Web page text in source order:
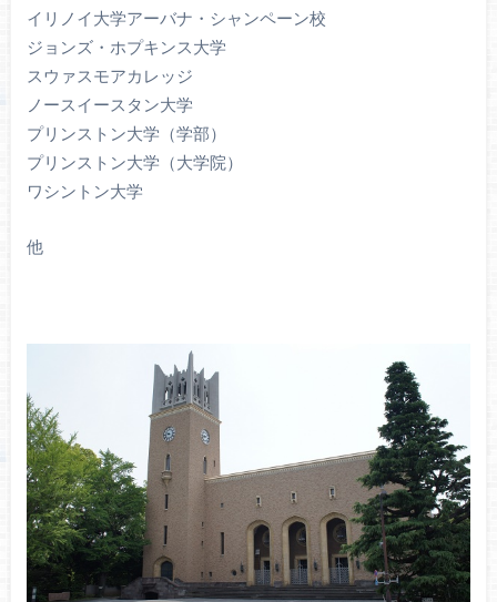
イリノイ大学アーバナ・シャンペーン校
ジョンズ・ホプキンス大学
スウァスモアカレッジ
ノースイースタン大学
プリンストン大学（学部）
プリンストン大学（大学院）
ワシントン大学
他